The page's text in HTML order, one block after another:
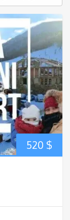
520 $